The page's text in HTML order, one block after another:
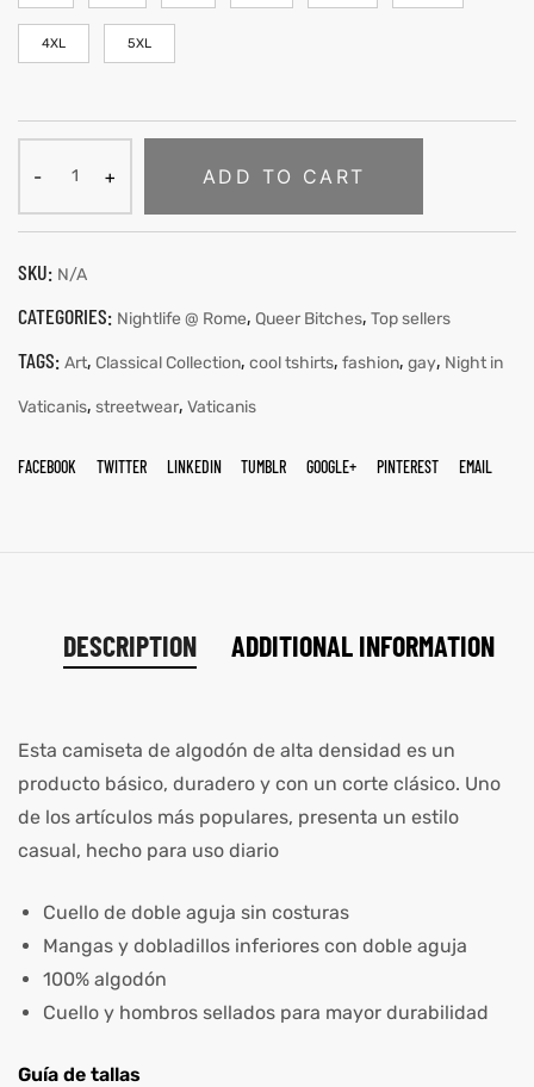
4XL 5XL
ADD TO CART
SKU: N/A
CATEGORIES: Nightlife @ Rome, Queer Bitches, Top sellers
TAGS: Art, Classical Collection, cool tshirts, fashion, gay, Night in
Vaticanis, streetwear, Vaticanis
FACEBOOK TWITTER LINKEDIN TUMBLR GOOGLE+ PINTEREST EMAIL
DESCRIPTION ADDITIONAL INFORMATION
Esta camiseta de algodón de alta densidad es un
producto básico, duradero y con un corte clásico. Uno
de los artículos más populares, presenta un estilo
casual, hecho para uso diario
Cuello de doble aguja sin costuras
Mangas y dobladillos inferiores con doble aguja
100% algodón
Cuello y hombros sellados para mayor durabilidad
Guía de tallas